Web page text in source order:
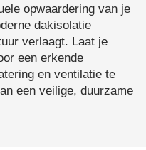
opwaardering van je
dakisolatie
verlaagt. Laat je
een erkende
en ventilatie te
een veilige, duurzame